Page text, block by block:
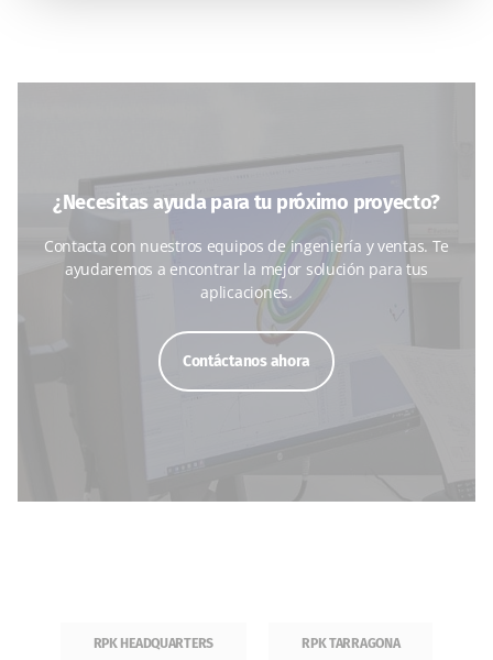
¿Necesitas ayuda para tu próximo proyecto?
Contacta con nuestros equipos de ingeniería y ventas. Te
ayudaremos a encontrar la mejor solución para tus
aplicaciones.
Contáctanos ahora
RPK HEADQUARTERS RPK TARRAGONA